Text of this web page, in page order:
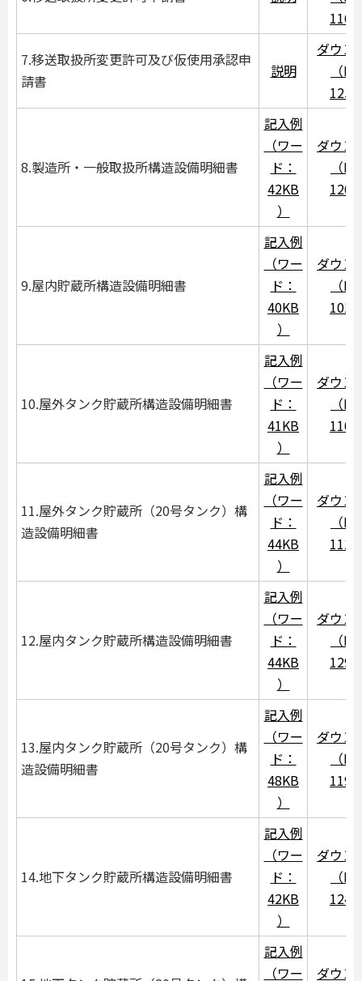
7.移送取扱所変更許可及び仮使用承認申
請書
説明
ダウン
（
8.製造所・一般取扱所構造設備明細書
記入例
（ワー
ド：
42KB
）
ダウン
（
9.屋内貯蔵所構造設備明細書
記入例
（ワー
ド：
40KB
）
ダウン
（
10.屋外タンク貯蔵所構造設備明細書
記入例
（ワー
ド：
41KB
）
ダウン
（
11.屋外タンク貯蔵所（20号タンク）構
造設備明細書
記入例
（ワー
ド：
44KB
）
ダウン
（
12.屋内タンク貯蔵所構造設備明細書
記入例
（ワー
ド：
44KB
）
ダウン
（
13.屋内タンク貯蔵所（20号タンク）構
造設備明細書
記入例
（ワー
ド：
48KB
）
ダウン
（
14.地下タンク貯蔵所構造設備明細書
記入例
（ワー
ド：
42KB
）
ダウン
（
記入例
（ワー
ダウン